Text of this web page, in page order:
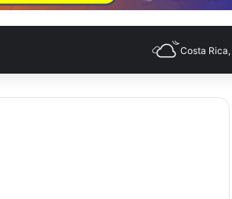
Costa Rica,